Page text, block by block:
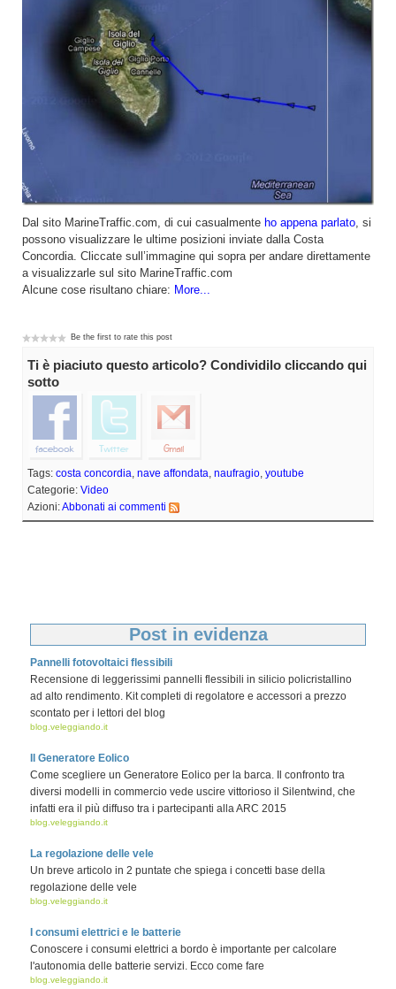
Dal sito MarineTraffic.com, di cui casualmente ho appena parlato , si
possono visualizzare le ultime posizioni inviate dalla Costa
Concordia. Cliccate sull’immagine qui sopra per andare direttamente
a visualizzarle sul sito MarineTraffic.com
Alcune cose risultano chiare: More...
Be the first to rate this post
Ti è piaciuto questo articolo? Condividilo cliccando qui
sotto
Tags: costa concordia, nave affondata, naufragio, youtube
Categorie: Video
Azioni:Abbonati ai commenti
Post in evidenza
Pannelli fotovoltaici flessibili
Recensione di leggerissimi pannelli flessibili in silicio policristallino
ad alto rendimento. Kit completi di regolatore e accessori a prezzo
scontato per i lettori del blog
blog.veleggiando.it
Il Generatore Eolico
Come scegliere un Generatore Eolico per la barca. Il confronto tra
diversi modelli in commercio vede uscire vittorioso il Silentwind, che
infatti era il più diffuso tra i partecipanti alla ARC 2015
blog.veleggiando.it
La regolazione delle vele
Un breve articolo in 2 puntate che spiega i concetti base della
regolazione delle vele
blog.veleggiando.it
I consumi elettrici e le batterie
Conoscere i consumi elettrici a bordo è importante per calcolare
l'autonomia delle batterie servizi. Ecco come fare
blog.veleggiando.it